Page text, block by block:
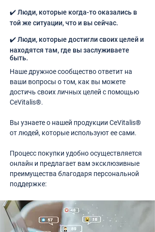
✔️ Люди, которые когда-то оказались в
той же ситуации, что и вы сейчас.
✔️ Люди, которые достигли своих целей и
находятся там, где вы заслуживаете
быть.
Наше дружное сообщество ответит на
ваши вопросы о том, как вы можете
достичь своих личных целей с помощью
CeVitalis®.
Вы узнаете о нашей продукции CeVitalis®
от людей, которые используют ее сами.
Процесс покупки удобно осуществляется
онлайн и предлагает вам эксклюзивные
преимущества благодаря персональной
поддержке: